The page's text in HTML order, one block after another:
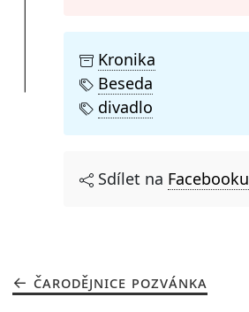
Kronika
Beseda
divadlo
Sdílet na Facebooku
ČARODĚJNICE POZVÁNKA